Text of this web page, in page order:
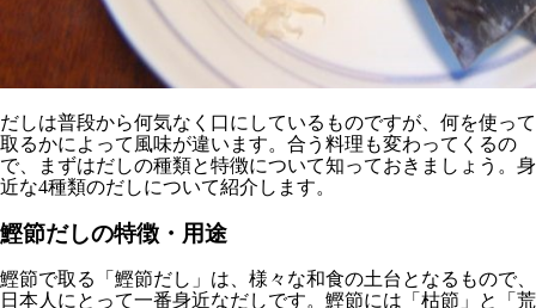
だしは普段から何気なく口にしているものですが、何を使って
取るかによって風味が違います。合う料理も変わってくるの
で、まずはだしの種類と特徴について知っておきましょう。身
近な4種類のだしについて紹介します。
鰹節だしの特徴・用途
鰹節で取る「鰹節だし」は、様々な和食の土台となるもので、
日本人にとって一番身近なだしです。鰹節には「枯節」と「荒